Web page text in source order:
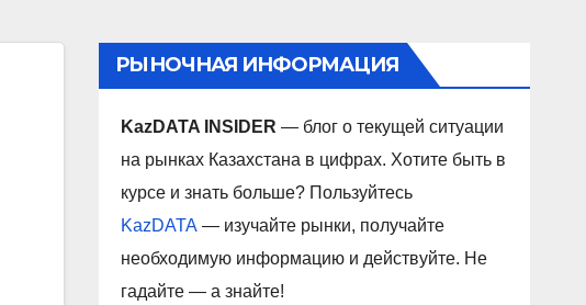
РЫНОЧНАЯ ИНФОРМАЦИЯ
KazDATA INSIDER — блог о текущей ситуации
на рынках Казахстана в цифрах. Хотите быть в
курсе и знать больше? Пользуйтесь
KazDATA — изучайте рынки, получайте
необходимую информацию и действуйте. Не
гадайте — а знайте!